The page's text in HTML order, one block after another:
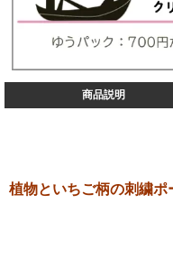
商品説明
植物といちご柄の刺繍ポ